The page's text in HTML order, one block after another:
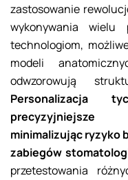
zastosowanie
wykonywania wielu
technologiom,
modeli
odwzorowują
Personalizacja
precyzyjniejsze
minimalizując ryzyko
zabiegów
przetestowania